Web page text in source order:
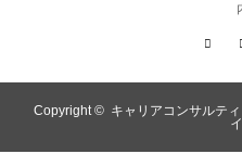
Copyright © キャリアコンサルテ